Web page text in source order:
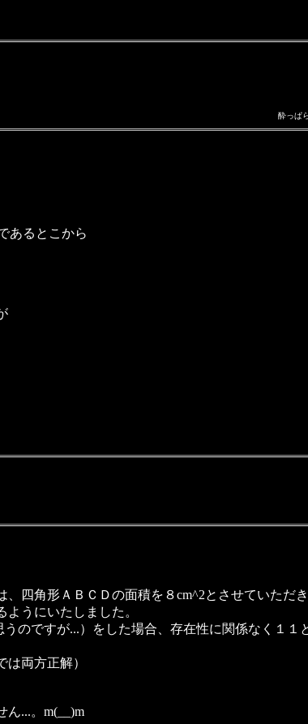
酔っ
あるとこから
四角形ＡＢＣＤの面積を８cm^2とさせていただ
うにいたしました。
ですが...）をした場合、存在性に関係なく１１
両方正解）
...。m(__)m